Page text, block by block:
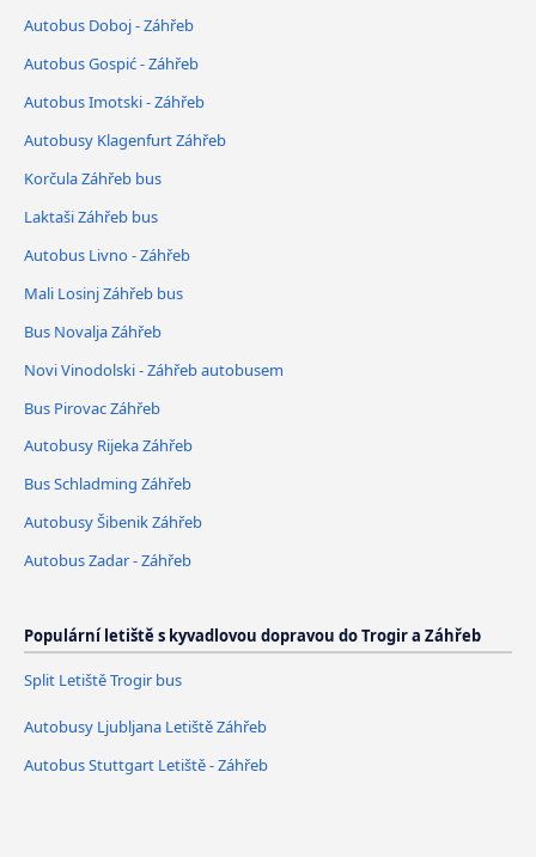
Autobus Doboj - Záhřeb
Autobus Gospić - Záhřeb
Autobus Imotski - Záhřeb
Autobusy Klagenfurt Záhřeb
Korčula Záhřeb bus
Laktaši Záhřeb bus
Autobus Livno - Záhřeb
Mali Losinj Záhřeb bus
Bus Novalja Záhřeb
Novi Vinodolski - Záhřeb autobusem
Bus Pirovac Záhřeb
Autobusy Rijeka Záhřeb
Bus Schladming Záhřeb
Autobusy Šibenik Záhřeb
Autobus Zadar - Záhřeb
Populární letiště s kyvadlovou dopravou do Trogir a Záhřeb
Split Letiště Trogir bus
Autobusy Ljubljana Letiště Záhřeb
Autobus Stuttgart Letiště - Záhřeb